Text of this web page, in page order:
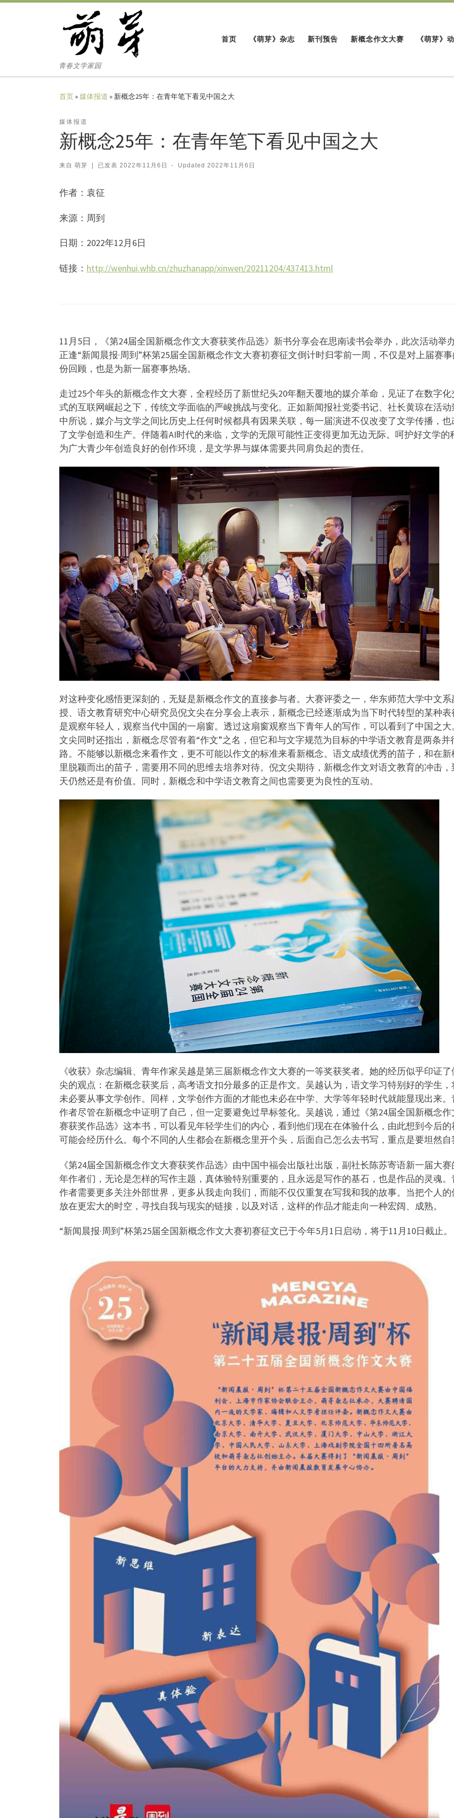
青春文学家园
首页 《萌芽》杂志 新刊预告 新概念作文大赛 《萌芽》
首页»媒体报道 » 新概念25年：在青年笔下看见中国之大
媒体报道
新概念25年：在青年笔下看见中国之大
来自 萌芽 已发表 2022年11月6日 - Updated2022年11月6日
作者：袁征
来源：周到
日期：2022年12月6日
​链接： http://wenhui.whb.cn/zhuzhanapp/xinwen/20211204/437413.html
11月5日，《第24届全国新概念作文大赛获奖作品选》新书分享会在思南读书会举办，此次活动举
正逢“新闻晨报·周到”杯第25届全国新概念作文大赛初赛征文倒计时归零前一周，不仅是对上届赛
份回顾，也是为新一届赛事热场。
走过25个年头的新概念作文大赛，全程经历了新世纪头20年翻天覆地的媒介革命，见证了在数字化
式的互联网崛起之下，传统文学面临的严峻挑战与变化。正如新闻报社党委书记、社长黄琼在活动
中所说，媒介与文学之间比历史上任何时候都具有因果关联，每一届演进不仅改变了文学传播，也
了文学创造和生产。伴随着AI时代的来临，文学的无限可能性正变得更加无边无际。呵护好文学的
为广大青少年创造良好的创作环境，是文学界与媒体需要共同肩负起的责任。
对这种变化感悟更深刻的，无疑是新概念作文的直接参与者。大赛评委之一，华东师范大学中文系
授、语文教育研究中心研究员倪文尖在分享会上表示，新概念已经逐渐成为当下时代转型的某种表
是观察年轻人，观察当代中国的一扇窗。透过这扇窗观察当下青年人的写作，可以看到了中国之大
文尖同时还指出，新概念尽管有着“作文”之名，但它和与文字规范为目标的中学语文教育是两条并
路。不能够以新概念来看作文，更不可能以作文的标准来看新概念。语文成绩优秀的苗子，和在新
里脱颖而出的苗子，需要用不同的思维去培养对待。倪文尖期待，新概念作文对语文教育的冲击，
天仍然还是有价值。同时，新概念和中学语文教育之间也需要更为良性的互动。
《收获》杂志编辑、青年作家吴越是第三届新概念作文大赛的一等奖获奖者。她的经历似乎印证了
尖的观点：在新概念获奖后，高考语文扣分最多的正是作文。吴越认为，语文学习特别好的学生，
未必要从事文学创作。同样，文学创作方面的才能也未必在中学、大学等年轻时代就能显现出来。
作者尽管在新概念中证明了自己，但一定要避免过早标签化。吴越说，通过《第24届全国新概念作
赛获奖作品选》这本书，可以看见年轻学生们的内心，看到他们现在在体验什么，由此想到今后的
可能会经历什么。每个不同的人生都会在新概念里开个头，后面自己怎么去书写，重点是要坦然自
《第24届全国新概念作文大赛获奖作品选》由中国中福会出版社出版，副社长陈苏寄语新一届大
年作者们，无论是怎样的写作主题，真体验特别重要的，且永远是写作的基石，也是作品的灵魂。
作者需要更多关注外部世界，更多从我走向我们，而能不仅仅重复在写我和我的故事。当把个人的
放在更宏大的时空，寻找自我与现实的链接，以及对话，这样的作品才能走向一种宏阔、成熟。
“新闻晨报·周到”杯第25届全国新概念作文大赛初赛征文已于今年5月1日启动，将于11月10日截止。